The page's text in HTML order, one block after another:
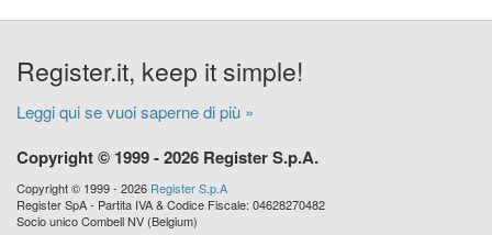
Register.it, keep it simple!
Leggi qui se vuoi saperne di più »
Copyright © 1999 - 2026 Register S.p.A.
Copyright © 1999 - 2026 Register S.p.A
Register SpA - Partita IVA & Codice Fiscale: 04628270482
Socio unico Combell NV (Belgium)